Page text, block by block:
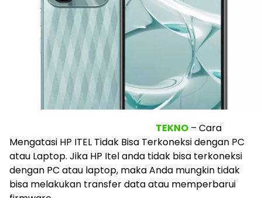
TEKNO – Cara
Mengatasi HP ITEL Tidak Bisa Terkoneksi dengan PC
atau Laptop. Jika HP Itel anda tidak bisa terkoneksi
dengan PC atau laptop, maka Anda mungkin tidak
bisa melakukan transfer data atau memperbarui